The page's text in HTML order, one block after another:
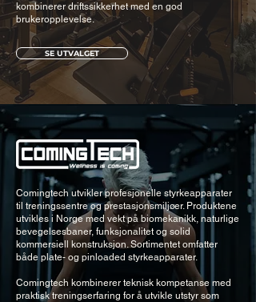
kombinerer driftssikkerhet med en god
brukeropplevelse.
SE UTVALGET
Comingtech utvikler profesjonelle styrkeapparater
til treningssentre og prestasjonsmiljøer. Produktene
utvikles i Norge med vekt på biomekanikk, naturlige
bevegelsesbaner, funksjonalitet og solid
kommersiell konstruksjon. Sortimentet omfatter
både plate- og pinloaded styrkeapparater.
Comingtech kombinerer teknisk kompetanse med
praktisk treningserfaring for å utvikle utstyr som